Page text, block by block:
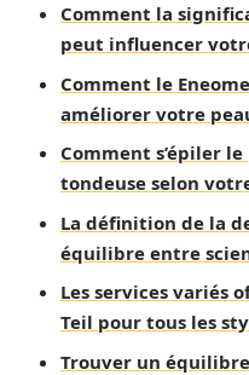
Comment la
peut influencer
Comment le
améliorer votre
Comment s’épiler
tondeuse selon
La définition de la
équilibre entre
Les services variés
Teil pour tous les
Trouver un